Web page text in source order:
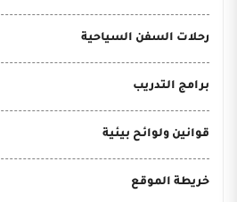
رحلات السفن السياحية
برامج التدريب
قوانين ولوائح بيئية
خريطة الموقع